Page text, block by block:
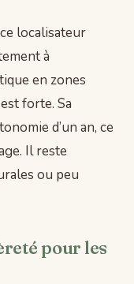
localisateur
à
en zones
forte. Sa
d’un an, ce
Il reste
ou peu
pour les